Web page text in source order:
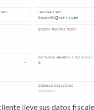
lleve sus datos